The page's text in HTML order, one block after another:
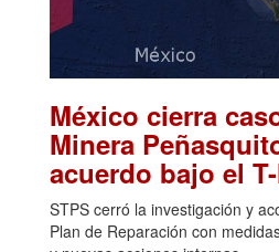
México cierra
Minera
acuerdo bajo el
STPS cerró la investigación y
Plan de Reparación con